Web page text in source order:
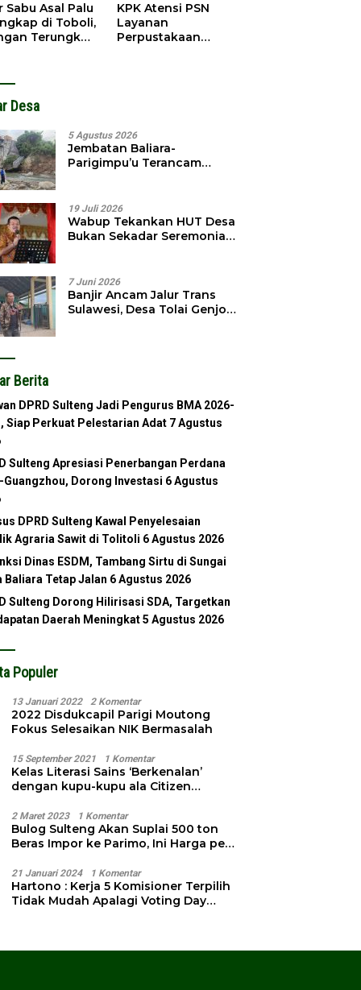
Sabu Asal Palu
di Toboli,
Terungkap
KPK Atensi PSN
Layanan
Perpustakaan
Desa
5 Agustus 2026
Jembatan Baliara-
Parigimpu’u Terancam
19 Juli 2026
Wabup Tekankan HUT Desa
Bukan Sekadar Seremonial,
7 Juni 2026
Banjir Ancam Jalur Trans
Sulawesi, Desa Tolai Genjot
Berita
DPRD Sulteng Jadi Pengurus BMA 2026-
Siap Perkuat Pelestarian Adat 7 Agustus
Sulteng Apresiasi Penerbangan Perdana
Guangzhou, Dorong Investasi 6 Agustus
DPRD Sulteng Kawal Penyelesaian
Agraria Sawit di Tolitoli 6 Agustus 2026
Dinas ESDM, Tambang Sirtu di Sungai
Baliara Tetap Jalan 6 Agustus 2026
Sulteng Dorong Hilirisasi SDA, Targetkan
Daerah Meningkat 5 Agustus 2026
Populer
13 Januari 2022 2 Komentar
2022 Disdukcapil Parigi Moutong
Fokus Selesaikan NIK Bermasalah
15 September 2021 1 Komentar
Kelas Literasi Sains ‘Berkenalan’
dengan kupu-kupu ala Citizen
2 Maret 2023 1 Komentar
Bulog Sulteng Akan Suplai 500 ton
Beras Impor ke Parimo, Ini Harga per
21 Januari 2024 1 Komentar
Hartono : Kerja 5 Komisioner Terpilih
Tidak Mudah Apalagi Voting Day